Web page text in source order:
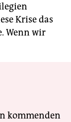
Krise das
Wenn wir
kommenden